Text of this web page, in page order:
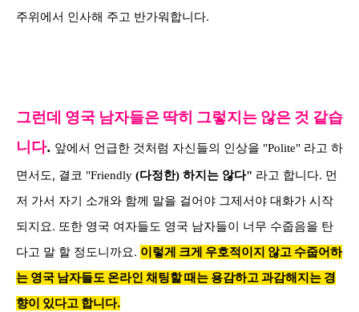
주위에서 인사해 주고 반가워합니다.
그런데 영국 남자들은 딱히 그렇지는 않은 것 같습
니다. 앞에서 언급한 것처럼 자신들의 인상을 "Polite" 라고 하
면서도, 결코 "Friendly (다정한) 하지는 않다" 라고 합니다. 먼
저 가서 자기 소개와 함께 말을 걸어야 그제서야 대화가 시작
되지요. 또한 영국 여자들도 영국 남자들이 너무 수줍음을 탄
다고 말 할 정도니까요. 이렇게 크게 우호적이지 않고 수줍어하
는 영국 남자들도 온라인 채팅할 때는 용감하고 과감해지는 경
향이 있다고 합니다.